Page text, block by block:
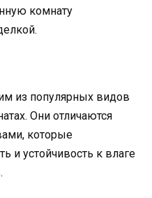
комнату
из популярных видов
Они отличаются
которые
и устойчивость к влаге